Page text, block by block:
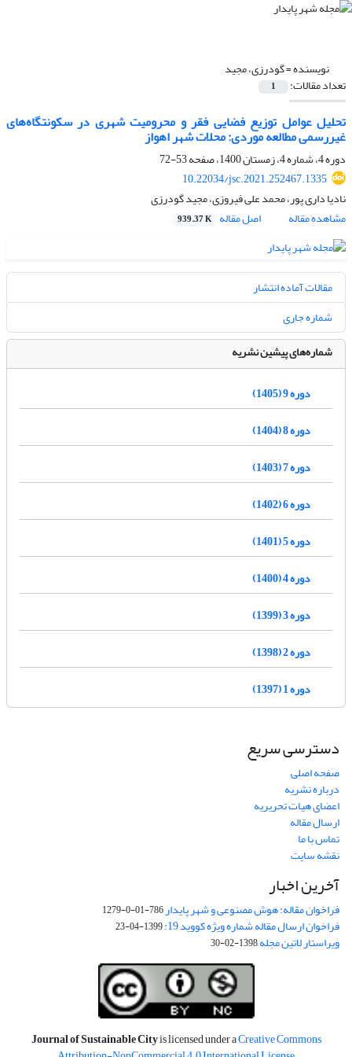
نویسنده =گودرزی، مجید
تعداد مقالات: 1
تحلیل عوامل توزیع فضایی فقر و محرومیت شهری در سکونتگاه‌های
غیررسمی مطالعه موردی: محلات شهر اهواز
دوره 4، شماره 4، زمستان 1400، صفحه
53-72
10.22034/jsc.2021.252467.1335
نادیا داری پور، محمد علی فیروزی، مجید گودرزی
مشاهده مقاله
اصل مقاله 939.37 K
مقالات آماده انتشار
شماره جاری
شماره‌های پیشین نشریه
دوره 9 (1405)
دوره 8 (1404)
دوره 7 (1403)
دوره 6 (1402)
دوره 5 (1401)
دوره 4 (1400)
دوره 3 (1399)
دوره 2 (1398)
دوره 1 (1397)
دسترسی سریع
صفحه اصلی
درباره نشریه
اعضای هیات تحریریه
ارسال مقاله
تماس با ما
نقشه سایت
آخرین اخبار
فراخوان مقاله: هوش مصنوعی و شهر پایدار786-01-0-1279
فراخوان ارسال مقاله شماره ویژه کووید 19: 1399-04-23
ویراستار لاتین مجله1398-02-30
Journal of Sustainable Cityis licensed under aCreative Commons